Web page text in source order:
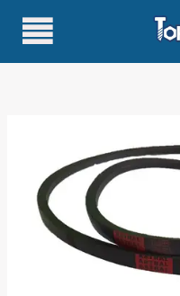
contenido